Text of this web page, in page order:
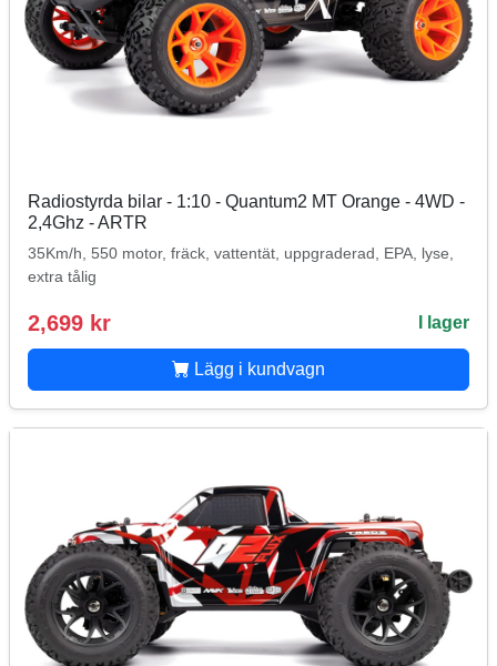
Radiostyrda bilar - 1:10 - Quantum2 MT Orange - 4WD -
2,4Ghz - ARTR
35Km/h, 550 motor, fräck, vattentät, uppgraderad, EPA, lyse,
extra tålig
2,699 kr I lager
Lägg i kundvagn